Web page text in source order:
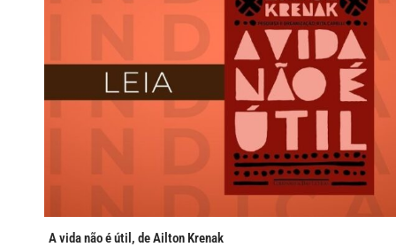
A vida não é útil, de Ailton Krenak